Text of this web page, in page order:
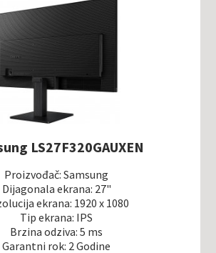
LS27F320GAUXEN
Proizvođač: Samsung
Dijagonala ekrana: 27"
ekrana: 1920 x 1080
Tip ekrana: IPS
Brzina odziva: 5 ms
Garantni rok: 2 Godine